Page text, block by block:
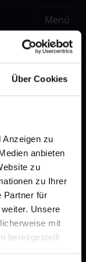
Über Cookies
Anzeigen zu
anbieten
zu
zu Ihrer
Partner für
Unsere
mit
bereitgestellt
der Dienste
Menú
correo
Musical".
con diez